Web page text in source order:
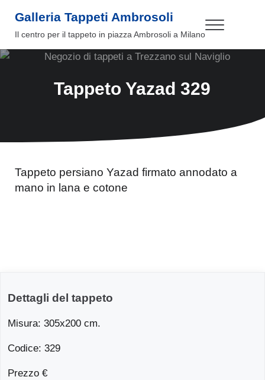
Galleria Tappeti Ambrosoli
Il centro per il tappeto in piazza Ambrosoli a Milano Menu
Tappeto Yazad 329
Tappeto persiano Yazad firmato annodato a
mano in lana e cotone
Dettagli del tappeto
Misura: 305x200 cm.
Codice: 329
Prezzo €